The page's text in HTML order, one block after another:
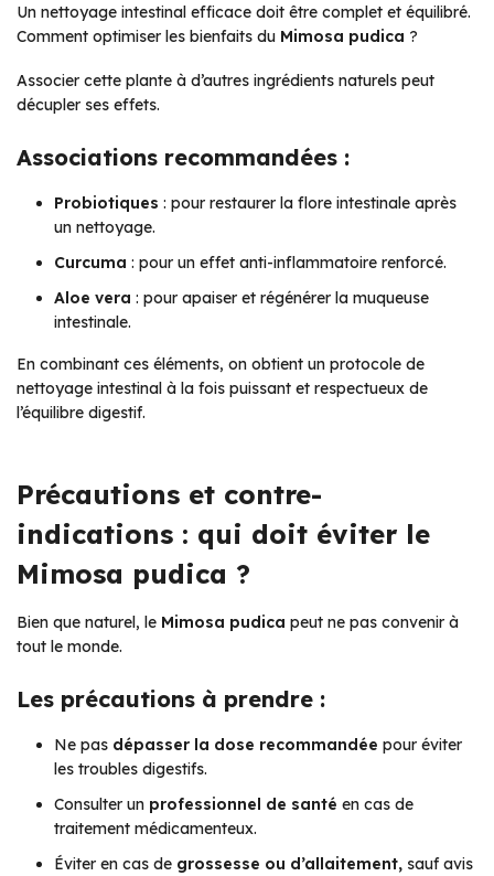
Un nettoyage intestinal efficace doit être complet et équilibré.
Comment optimiser les bienfaits du Mimosa pudica ?
Associer cette plante à d’autres ingrédients naturels peut
décupler ses effets.
Associations recommandées :
Probiotiques : pour restaurer la flore intestinale après
un nettoyage.
Curcuma : pour un effet anti-inflammatoire renforcé.
Aloe vera : pour apaiser et régénérer la muqueuse
intestinale.
En combinant ces éléments, on obtient un protocole de
nettoyage intestinal à la fois puissant et respectueux de
l’équilibre digestif.
Précautions et contre-
indications : qui doit éviter le
Mimosa pudica ?
Bien que naturel, le Mimosa pudica peut ne pas convenir à
tout le monde.
Les précautions à prendre :
Ne pas dépasser la dose recommandée pour éviter
les troubles digestifs.
Consulter un professionnel de santé en cas de
traitement médicamenteux.
Éviter en cas de grossesse ou d’allaitement, sauf avis